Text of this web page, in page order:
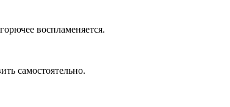
воспламеняется.
самостоятельно.